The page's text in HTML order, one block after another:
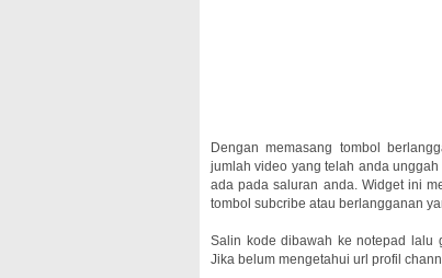
Dengan memasang tombol
jumlah video yang telah anda
ada pada saluran anda. Widget ini
tombol subcribe atau berlangganan
Salin kode dibawah ke notepad lalu
Jika belum mengetahui url profil